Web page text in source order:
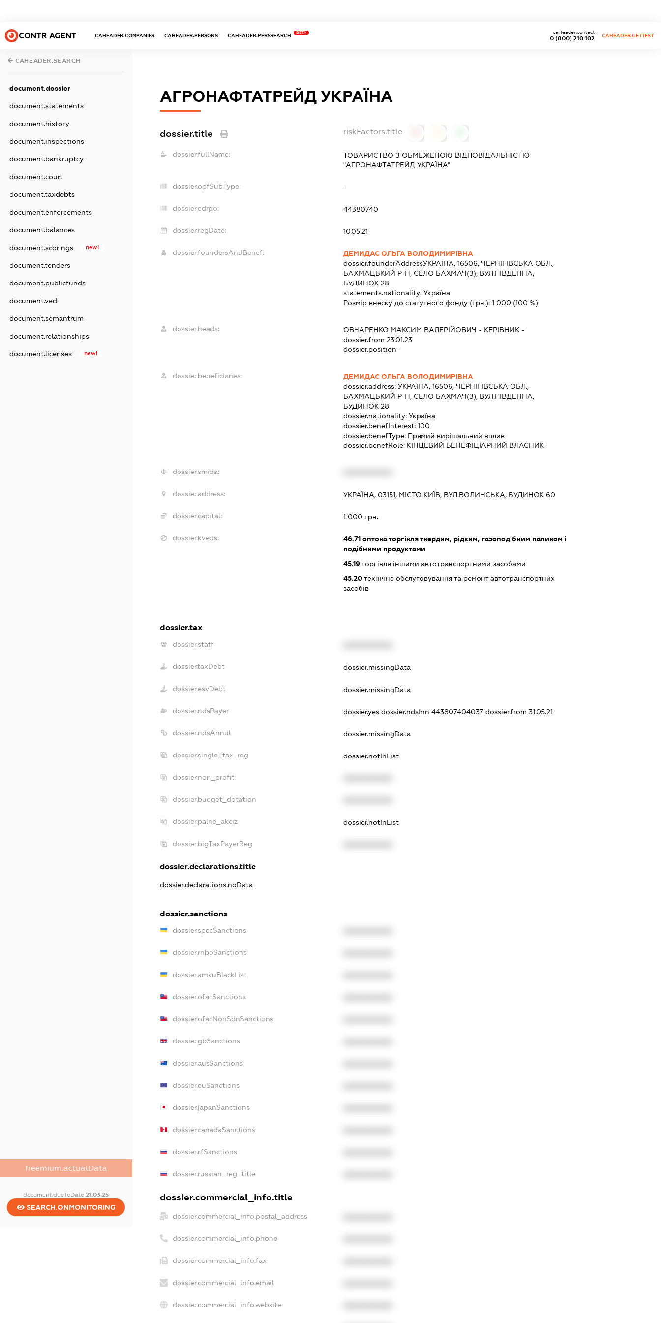
CONTR AGENT CAHEADER.COMPANIES CAHEADER.PERSONS CAHEADER.PERSSEARCH
BETA
0 (800) 210 102
caHeader.contact
CAHEADER.GETTEST
CAHEADER.SEARCH
document.dossier
document.statements
document.history
document.inspections
document.bankruptcy
document.court
document.taxdebts
document.enforcements
document.balances
document.scorings new!
document.tenders
document.publicfunds
document.ved
document.semantrum
document.relationships
document.licenses new!
freemium.actualData
document.dueToDate21.03.25
SEARCH.ONMONITORING
АГРОНАФТАТРЕЙД УКРАЇНА
dossier.title riskFactors.title
dossier.fullName:
ТОВАРИСТВО З ОБМЕЖЕНОЮ ВІДПОВІДАЛЬНІСТЮ
"АГРОНАФТАТРЕЙД УКРАЇНА"
dossier.opfSubType: -
dossier.edrpo: 44380740
dossier.regDate: 10.05.21
dossier.foundersAndBenef:
ДЕМИДАС ОЛЬГА ВОЛОДИМИРІВНА
dossier.founderAddressУКРАЇНА, 16506, ЧЕРНІГІВСЬКА ОБЛ.,
БАХМАЦЬКИЙ Р-Н, СЕЛО БАХМАЧ(З), ВУЛ.ПІВДЕННА,
БУДИНОК 28
statements.nationality: Україна
Розмір внеску до статутного фонду (грн.): 1 000 (100 %)
dossier.heads: ОВЧАРЕНКО МАКСИМ ВАЛЕРІЙОВИЧ - КЕРІВНИК -
dossier.from 23.01.23
dossier.position -
dossier.beneficiaries:
ДЕМИДАС ОЛЬГА ВОЛОДИМИРІВНА
dossier.address: УКРАЇНА, 16506, ЧЕРНІГІВСЬКА ОБЛ.,
БАХМАЦЬКИЙ Р-Н, СЕЛО БАХМАЧ(З), ВУЛ.ПІВДЕННА,
БУДИНОК 28
dossier.nationality: Україна
dossier.benefInterest: 100
dossier.benefType: Прямий вирішальний вплив
dossier.benefRole: КІНЦЕВИЙ БЕНЕФІЦІАРНИЙ ВЛАСНИК
dossier.smida:
dossier.address: УКРАЇНА, 03151, МІСТО КИЇВ, ВУЛ.ВОЛИНСЬКА, БУДИНОК 60
dossier.capital: 1 000 грн.
dossier.kveds: 46.71оптова торгівля твердим, рідким, газоподібним паливом і
подібними продуктами
45.19торгівля іншими автотранспортними засобами
45.20технічне обслуговування та ремонт автотранспортних
засобів
dossier.tax
dossier.staff
dossier.taxDebt dossier.missingData
dossier.esvDebt dossier.missingData
dossier.ndsPayer dossier.yes dossier.ndsInn 443807404037 dossier.from 31.05.21
dossier.ndsAnnul dossier.missingData
dossier.single_tax_reg dossier.notInList
dossier.non_profit
dossier.budget_dotation
dossier.palne_akciz dossier.notInList
dossier.bigTaxPayerReg
dossier.declarations.title
dossier.declarations.noData
dossier.sanctions
dossier.specSanctions
dossier.rnboSanctions
dossier.amkuBlackList
dossier.ofacSanctions
dossier.ofacNonSdnSanctions
dossier.gbSanctions
dossier.ausSanctions
dossier.euSanctions
dossier.japanSanctions
dossier.canadaSanctions
dossier.rfSanctions
dossier.russian_reg_title
dossier.commercial_info.title
dossier.commercial_info.postal_address
dossier.commercial_info.phone
dossier.commercial_info.fax
dossier.commercial_info.email
dossier.commercial_info.website